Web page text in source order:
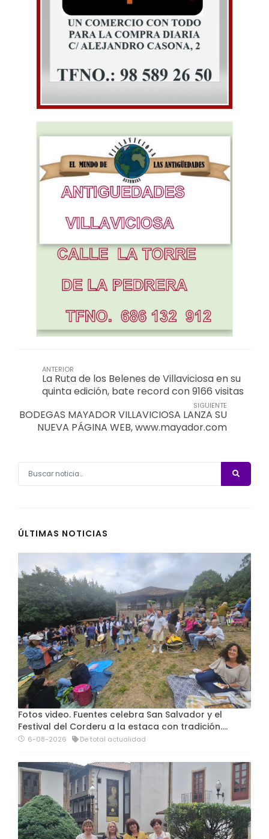
ANTERIOR
La Ruta de los Belenes de Villaviciosa en su
quinta edición, bate record con 9166 visitas
SIGUIENTE
BODEGAS MAYADOR VILLAVICIOSA LANZA SU
NUEVA PÁGINA WEB, www.mayador.com
ÚLTIMAS NOTICIAS
Fotos video. Fuentes celebra San Salvador y el
Festival del Corderu a la estaca con tradición....
6-08-2026 De total actualidad